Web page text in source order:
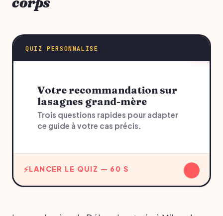
QUIZ PERSONNALISÉ
Votre recommandation sur
lasagnes grand-mère
Trois questions rapides pour adapter
ce guide à votre cas précis.
LANCER LE QUIZ — 60 S